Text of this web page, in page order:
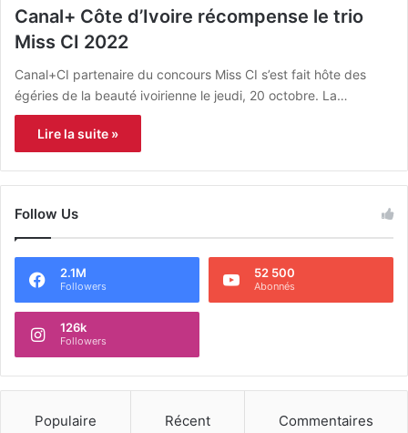
Canal+ Côte d’Ivoire récompense le trio
Miss CI 2022
Canal+CI partenaire du concours Miss CI s’est fait hôte des
égéries de la beauté ivoirienne le jeudi, 20 octobre. La…
Lire la suite »
Follow Us
2.1M
Followers
52 500
Abonnés
126k
Followers
Populaire Récent Commentaires